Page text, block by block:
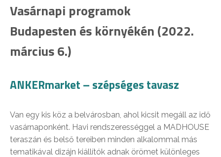
Vasárnapi programok
Budapesten és környékén (2022.
március 6.)
ANKERmarket – szépséges tavasz
Van egy kis köz a belvárosban, ahol kicsit megáll az idő
vasárnaponként. Havi rendszerességgel a MADHOUSE
teraszán és belső tereiben minden alkalommal más
tematikával dizájn kiállítók adnak örömet különleges